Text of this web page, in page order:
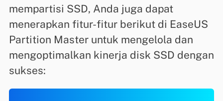
mempartisi SSD, Anda juga dapat
menerapkan fitur-fitur berikut di EaseUS
Partition Master untuk mengelola dan
mengoptimalkan kinerja disk SSD dengan
sukses: